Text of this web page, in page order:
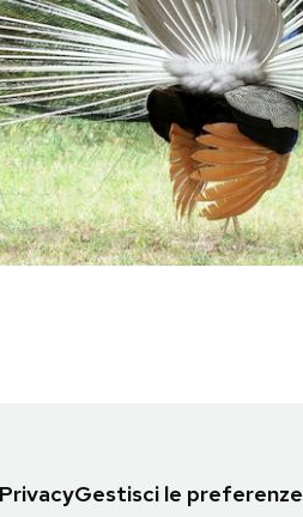
PrivacyGestisci le preferenze